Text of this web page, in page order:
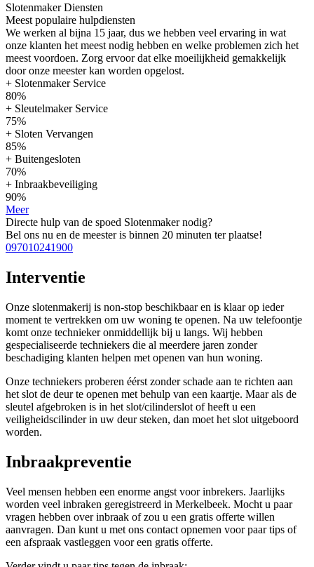
Slotenmaker Diensten
Meest populaire hulpdiensten
We werken al bijna 15 jaar, dus we hebben veel ervaring in wat
onze klanten het meest nodig hebben en welke problemen zich het
meest voordoen. Zorg ervoor dat elke moeilijkheid gemakkelijk
door onze meester kan worden opgelost.
+ Slotenmaker Service
80%
+ Sleutelmaker Service
75%
+ Sloten Vervangen
85%
+ Buitengesloten
70%
+ Inbraakbeveiliging
90%
Meer
Directe hulp van de spoed Slotenmaker nodig?
Bel ons nu en de meester is binnen 20 minuten ter plaatse!
097010241900
Interventie
Onze slotenmakerij is non-stop beschikbaar en is klaar op ieder
moment te vertrekken om uw woning te openen. Na uw telefoontje
komt onze technieker onmiddellijk bij u langs. Wij hebben
gespecialiseerde techniekers die al meerdere jaren zonder
beschadiging klanten helpen met openen van hun woning.
Onze techniekers proberen éérst zonder schade aan te richten aan
het slot de deur te openen met behulp van een kaartje. Maar als de
sleutel afgebroken is in het slot/cilinderslot of heeft u een
veiligheidscilinder in uw deur steken, dan moet het slot uitgeboord
worden.
Inbraakpreventie
Veel mensen hebben een enorme angst voor inbrekers. Jaarlijks
worden veel inbraken geregistreerd in Merkelbeek. Mocht u paar
vragen hebben over inbraak of zou u een gratis offerte willen
aanvragen. Dan kunt u met ons contact opnemen voor paar tips of
een afspraak vastleggen voor een gratis offerte.